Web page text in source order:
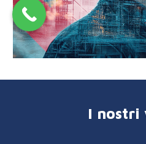
I nostri